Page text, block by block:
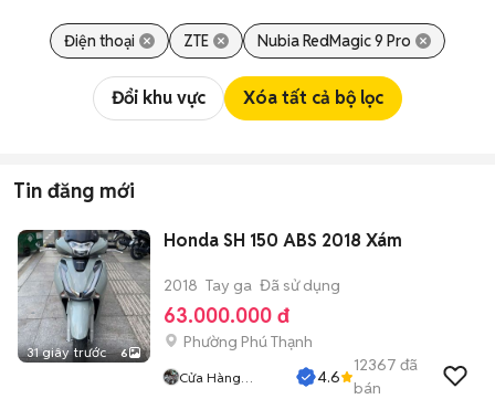
Điện thoại ZTE Nubia RedMagic 9 Pro
Đổi khu vực Xóa tất cả bộ lọc
Tin đăng mới
31 giây trước 6
Honda SH 150 ABS 2018 Xám
2018 Tay ga Đã sử dụng
63.000.000 đ
Phường Phú Thạnh
Cửa Hàng
4.6
12367 đã
bán